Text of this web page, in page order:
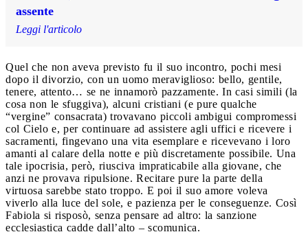
assente
Leggi l'articolo
Quel che non aveva previsto fu il suo incontro, pochi mesi
dopo il divorzio, con un uomo meraviglioso: bello, gentile,
tenere, attento… se ne innamorò pazzamente. In casi simili (la
cosa non le sfuggiva), alcuni cristiani (e pure qualche
“vergine” consacrata) trovavano piccoli ambigui compromessi
col Cielo e, per continuare ad assistere agli uffici e ricevere i
sacramenti, fingevano una vita esemplare e ricevevano i loro
amanti al calare della notte e più discretamente possibile. Una
tale ipocrisia, però, riusciva impraticabile alla giovane, che
anzi ne provava ripulsione. Recitare pure la parte della
virtuosa sarebbe stato troppo. E poi il suo amore voleva
viverlo alla luce del sole, e pazienza per le conseguenze. Così
Fabiola si risposò, senza pensare ad altro: la sanzione
ecclesiastica cadde dall’alto – scomunica.